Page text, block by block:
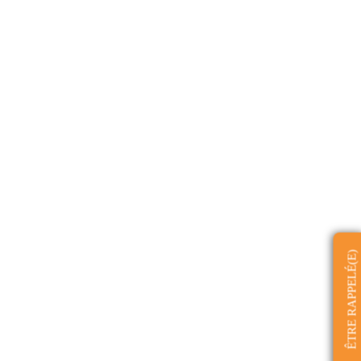
ÊTRE RAPPELÉ(E)